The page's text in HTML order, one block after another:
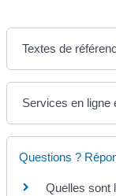
Textes de
Services en ligne
Questions ?
Quelles sont